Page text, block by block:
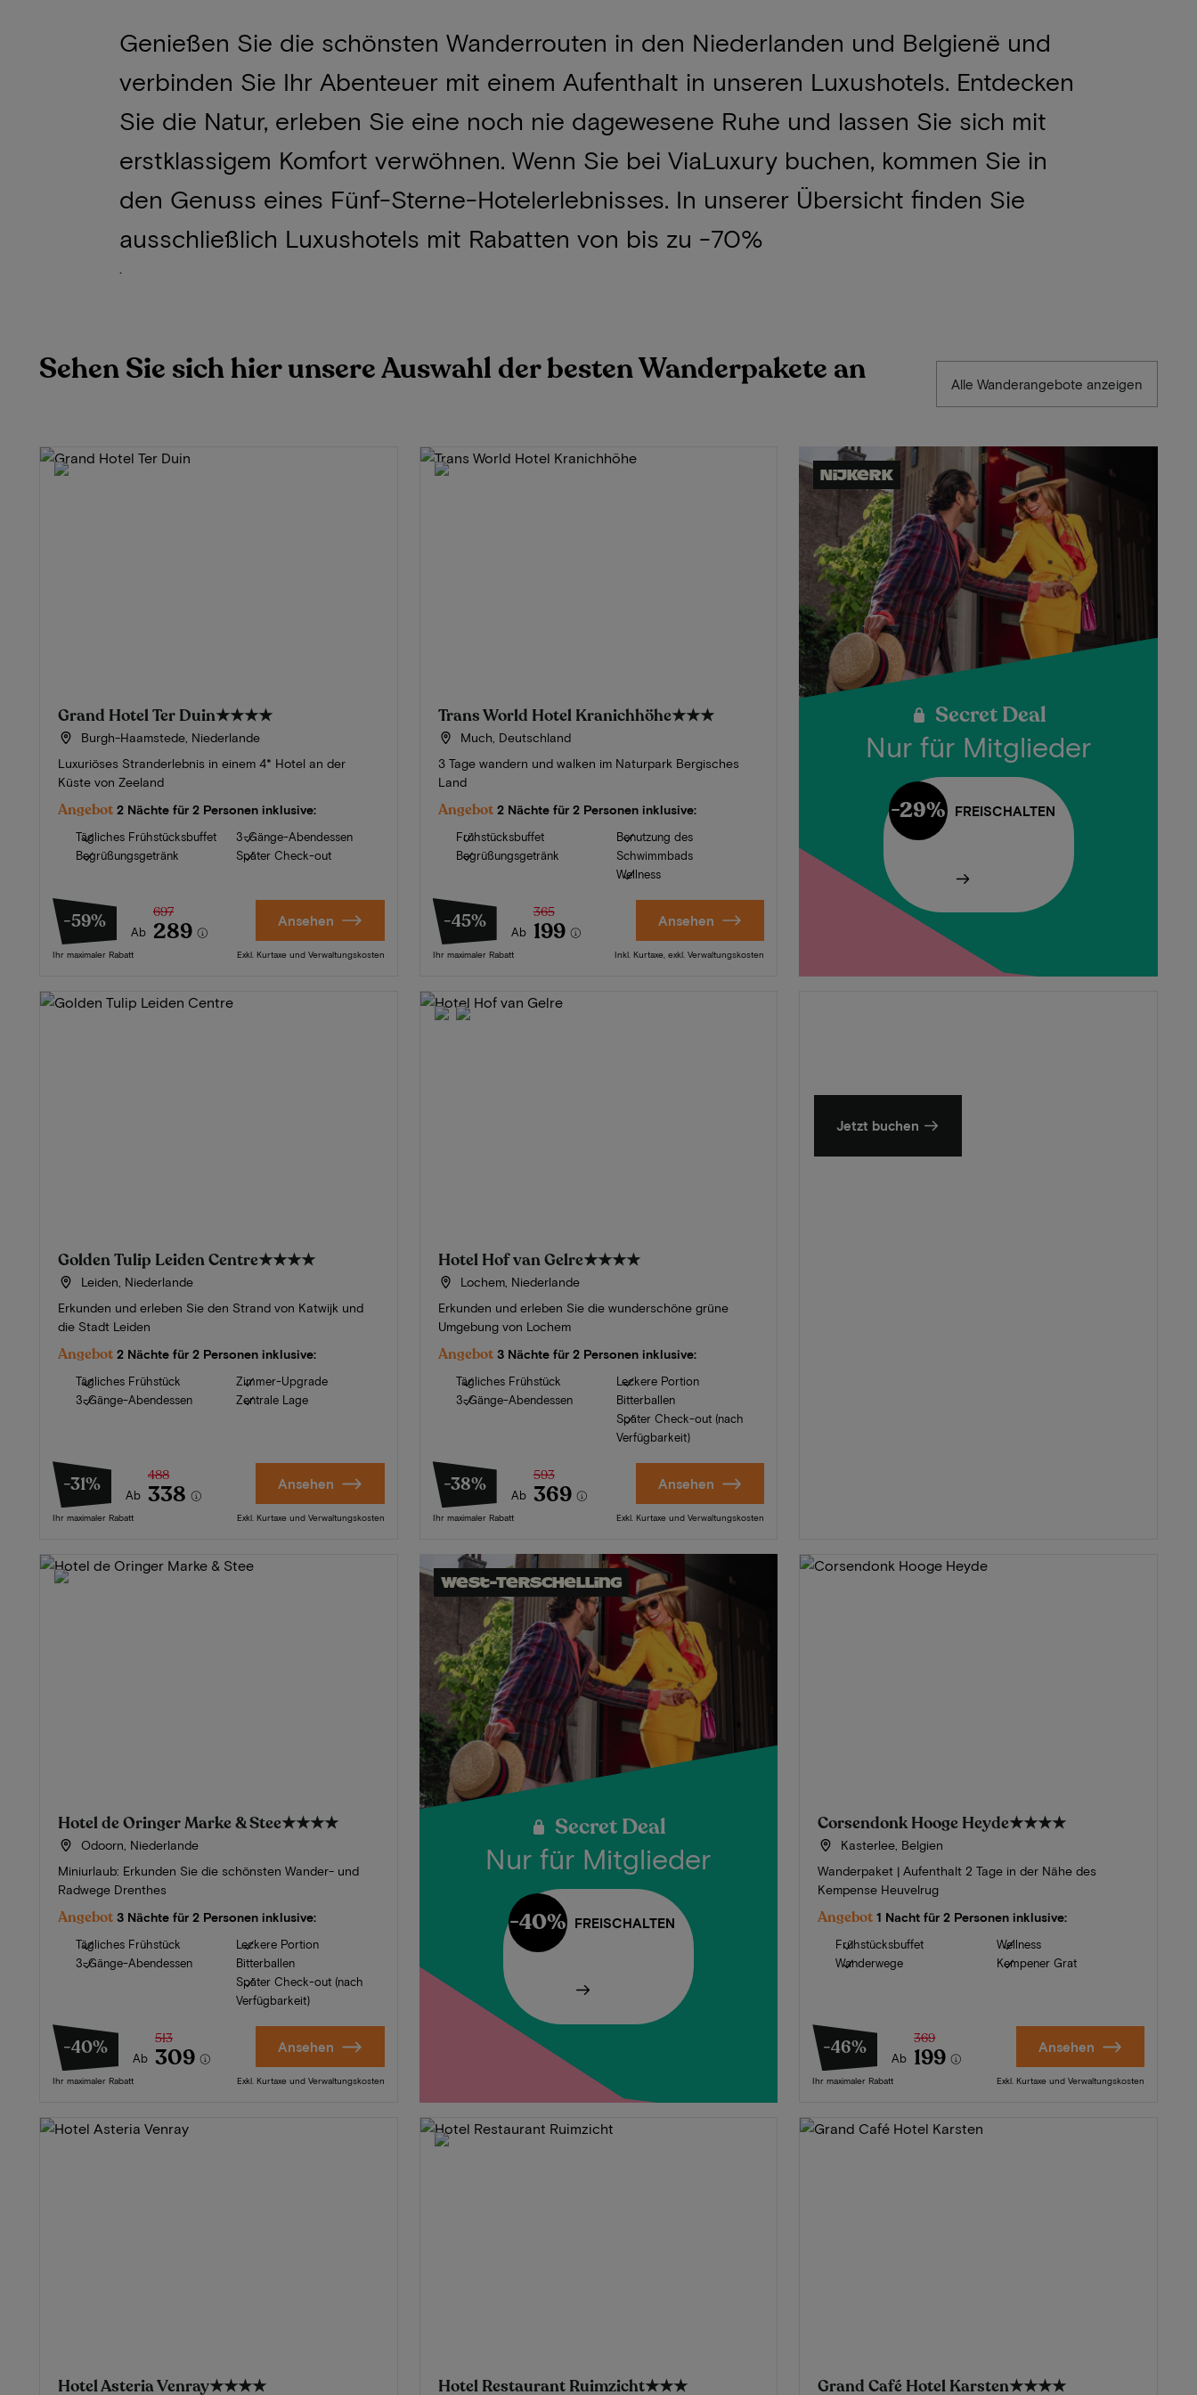
Genießen Sie die schönsten Wanderrouten in den Niederlanden und Belgienë und
verbinden Sie Ihr Abenteuer mit einem Aufenthalt in unseren Luxushotels. Entdecken
Sie die Natur, erleben Sie eine noch nie dagewesene Ruhe und lassen Sie sich mit
erstklassigem Komfort verwöhnen. Wenn Sie bei ViaLuxury buchen, kommen Sie in
den Genuss eines Fünf-Sterne-Hotelerlebnisses. In unserer Übersicht finden Sie
ausschließlich Luxushotels mit Rabatten von bis zu -70%
Sehen Sie sich hier unsere Auswahl der besten Wanderpakete an Alle Wanderangebote anzeigen
Grand Hotel Ter Duin★★★★
Burgh-Haamstede, Niederlande
Luxuriöses Stranderlebnis in einem 4* Hotel an der
Küste von Zeeland
Angebot 2 Nächte für 2 Personen inklusive:
Tägliches Frühstücksbuffet
Begrüßungsgetränk
3-Gänge-Abendessen
Später Check-out
-59% Ab
697
289
Ihr maximaler Rabatt
Ansehen
Exkl. Kurtaxe und Verwaltungskosten
Trans World Hotel Kranichhöhe★★★
Much, Deutschland
3 Tage wandern und walken im Naturpark Bergisches
Land
Angebot 2 Nächte für 2 Personen inklusive:
Frühstücksbuffet
Begrüßungsgetränk
Benutzung des
Schwimmbads
Wellness
-45% Ab
365
199
Ihr maximaler Rabatt
Ansehen
Inkl. Kurtaxe, exkl. Verwaltungskosten
Nijkerk
Secret Deal
Nur für Mitglieder
FREISCHALTEN
-29%
Golden Tulip Leiden Centre★★★★
Leiden, Niederlande
Erkunden und erleben Sie den Strand von Katwijk und
die Stadt Leiden
Angebot 2 Nächte für 2 Personen inklusive:
Tägliches Frühstück
3-Gänge-Abendessen
Zimmer-Upgrade
Zentrale Lage
-31% Ab
488
338
Ihr maximaler Rabatt
Ansehen
Exkl. Kurtaxe und Verwaltungskosten
Hotel Hof van Gelre★★★★
Lochem, Niederlande
Erkunden und erleben Sie die wunderschöne grüne
Umgebung von Lochem
Angebot 3 Nächte für 2 Personen inklusive:
Tägliches Frühstück
3-Gänge-Abendessen
Leckere Portion
Bitterballen
Später Check-out (nach
Verfügbarkeit)
-38% Ab
593
369
Ihr maximaler Rabatt
Ansehen
Exkl. Kurtaxe und Verwaltungskosten
Jetzt buchen
Hotel de Oringer Marke & Stee★★★★
Odoorn, Niederlande
Miniurlaub: Erkunden Sie die schönsten Wander- und
Radwege Drenthes
Angebot 3 Nächte für 2 Personen inklusive:
Tägliches Frühstück
3-Gänge-Abendessen
Leckere Portion
Bitterballen
Später Check-out (nach
Verfügbarkeit)
-40% Ab
513
309
Ihr maximaler Rabatt
Ansehen
Exkl. Kurtaxe und Verwaltungskosten
West-Terschelling
Secret Deal
Nur für Mitglieder
FREISCHALTEN
-40%
Corsendonk Hooge Heyde★★★★
Kasterlee, Belgien
Wanderpaket | Aufenthalt 2 Tage in der Nähe des
Kempense Heuvelrug
Angebot 1 Nacht für 2 Personen inklusive:
Frühstücksbuffet
Wanderwege
Wellness
Kempener Grat
-46% Ab
369
199
Ihr maximaler Rabatt
Ansehen
Exkl. Kurtaxe und Verwaltungskosten
Hotel Asteria Venray★★★★ Hotel Restaurant Ruimzicht★★★ Grand Café Hotel Karsten★★★★